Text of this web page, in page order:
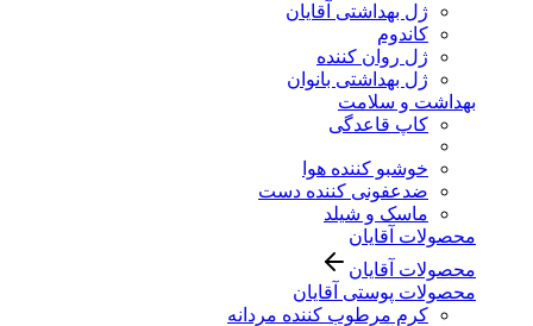
ژل بهداشتی آقایان
کاندوم
ژل روان کننده
ژل بهداشتی بانوان
بهداشت و سلامت
کاپ قاعدگی
خوشبو کننده هوا
ضدعفونی کننده دست
ماسک و شیلد
محصولات آقایان
محصولات آقایان
محصولات پوستی آقایان
کرم مرطوب کننده مردانه